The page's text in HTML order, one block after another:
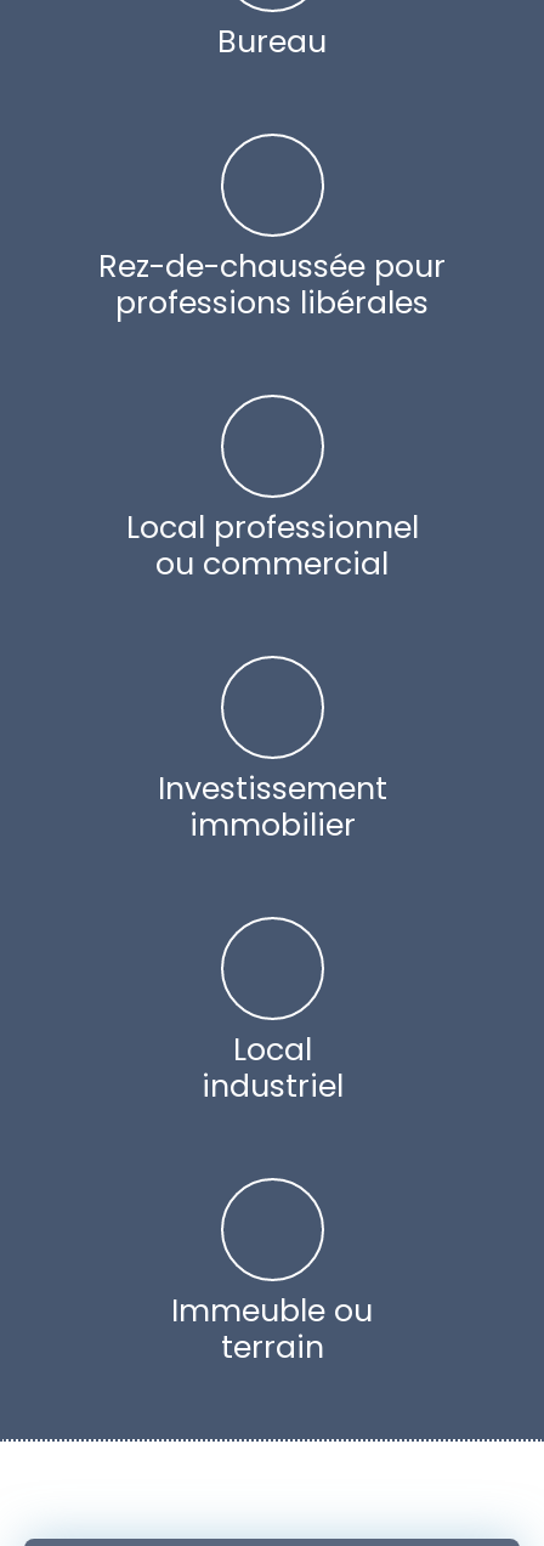
Bureau
Rez-de-chaussée pour
professions libérales
Local professionnel
ou commercial
Investissement
immobilier
Local
industriel
Immeuble ou
terrain